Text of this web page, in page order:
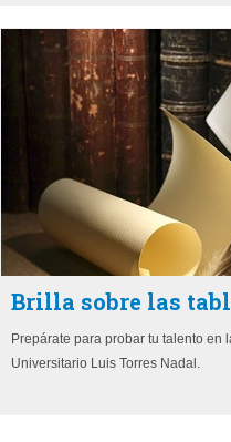
Brilla sobre las
Prepárate para probar tu talento en
Universitario Luis Torres Nadal.